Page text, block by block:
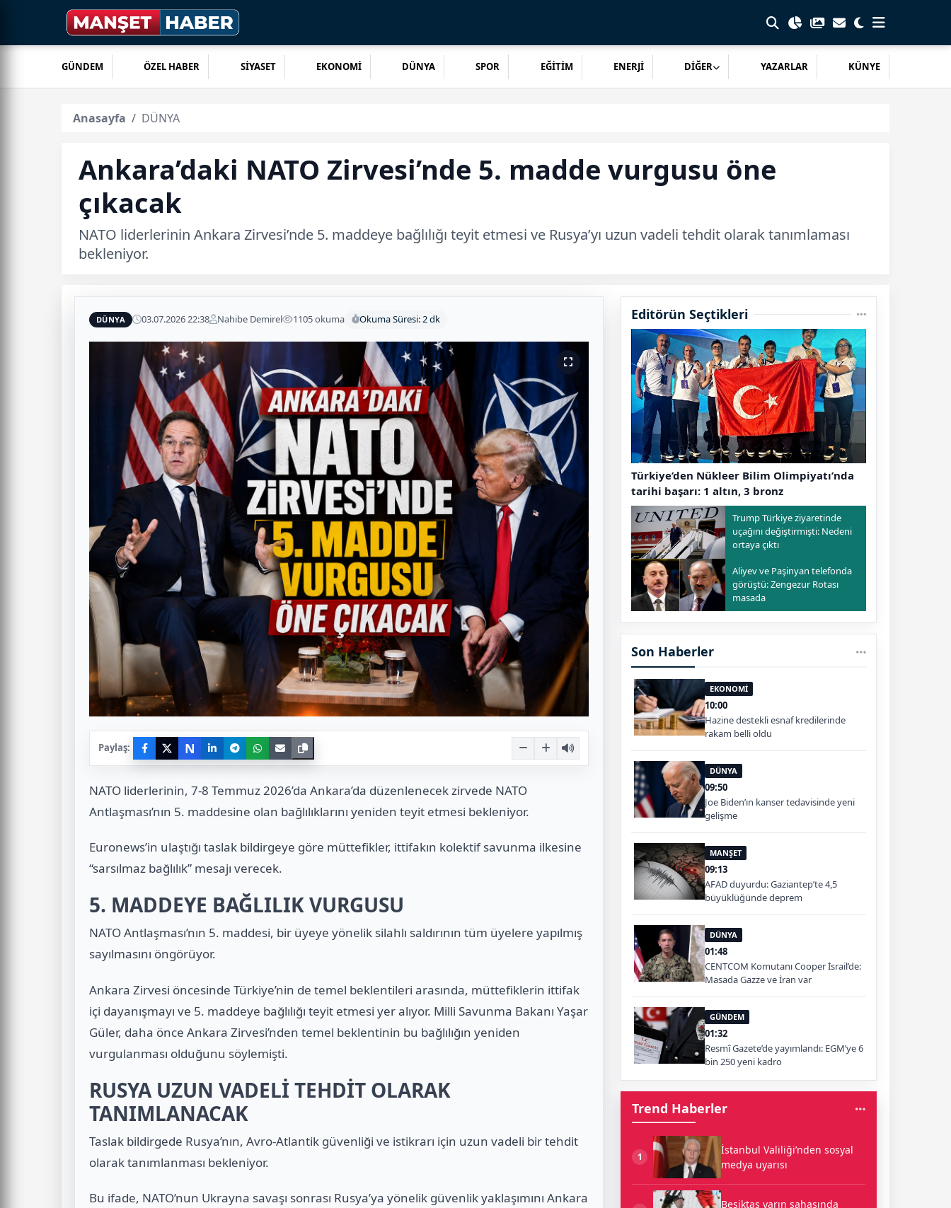
GÜNDEM ÖZEL HABER SİYASET EKONOMİ DÜNYA SPOR EĞİTİM ENERJİ DİĞER YAZARLAR KÜNYE
Anasayfa DÜNYA
Ankara’daki NATO Zirvesi’nde 5. madde vurgusu öne
çıkacak
NATO liderlerinin Ankara Zirvesi’nde 5. maddeye bağlılığı teyit etmesi ve Rusya’yı uzun vadeli tehdit olarak tanımlaması
bekleniyor.
DÜNYA 03.07.2026 22:38 Nahibe Demirel 1105 okuma Okuma Süresi: 2 dk
Paylaş: N
NATO liderlerinin, 7-8 Temmuz 2026’da Ankara’da düzenlenecek zirvede NATO
Antlaşması’nın 5. maddesine olan bağlılıklarını yeniden teyit etmesi bekleniyor.
Euronews’in ulaştığı taslak bildirgeye göre müttefikler, ittifakın kolektif savunma ilkesine
“sarsılmaz bağlılık” mesajı verecek.
5. MADDEYE BAĞLILIK VURGUSU
NATO Antlaşması’nın 5. maddesi, bir üyeye yönelik silahlı saldırının tüm üyelere yapılmış
sayılmasını öngörüyor.
Ankara Zirvesi öncesinde Türkiye’nin de temel beklentileri arasında, müttefiklerin ittifak
içi dayanışmayı ve 5. maddeye bağlılığı teyit etmesi yer alıyor. Milli Savunma Bakanı Yaşar
Güler, daha önce Ankara Zirvesi’nden temel beklentinin bu bağlılığın yeniden
vurgulanması olduğunu söylemişti.
RUSYA UZUN VADELİ TEHDİT OLARAK
TANIMLANACAK
Taslak bildirgede Rusya’nın, Avro-Atlantik güvenliği ve istikrarı için uzun vadeli bir tehdit
olarak tanımlanması bekleniyor.
Bu ifade, NATO’nun Ukrayna savaşı sonrası Rusya’ya yönelik güvenlik yaklaşımını Ankara
Editörün Seçtikleri
Türkiye’den Nükleer Bilim Olimpiyatı’nda
tarihi başarı: 1 altın, 3 bronz
Trump Türkiye ziyaretinde
uçağını değiştirmişti: Nedeni
ortaya çıktı
Aliyev ve Paşinyan telefonda
görüştü: Zengezur Rotası
masada
Son Haberler
EKONOMİ
10:00
Hazine destekli esnaf kredilerinde
rakam belli oldu
DÜNYA
09:50
Joe Biden’ın kanser tedavisinde yeni
gelişme
MANŞET
09:13
AFAD duyurdu: Gaziantep’te 4,5
büyüklüğünde deprem
DÜNYA
01:48
CENTCOM Komutanı Cooper İsrail’de:
Masada Gazze ve İran var
GÜNDEM
01:32
Resmî Gazete’de yayımlandı: EGM’ye 6
bin 250 yeni kadro
Trend Haberler
1
İstanbul Valiliği’nden sosyal
medya uyarısı
Beşiktaş yarın sahasında